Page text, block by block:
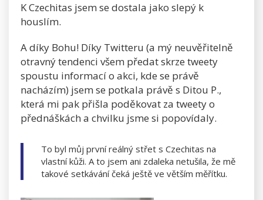
K Czechitas jsem se dostala jako slepý k
houslím.
A díky Bohu! Díky Twitteru (a mý neuvěřitelně
otravný tendenci všem předat skrze tweety
spoustu informací o akci, kde se právě
nacházím) jsem se potkala právě s Ditou P.,
která mi pak přišla poděkovat za tweety o
přednáškách a chvilku jsme si popovídaly.
To byl můj první reálný střet s Czechitas na
vlastní kůži. A to jsem ani zdaleka netušila, že mě
takové setkávání čeká ještě ve větším měřítku.